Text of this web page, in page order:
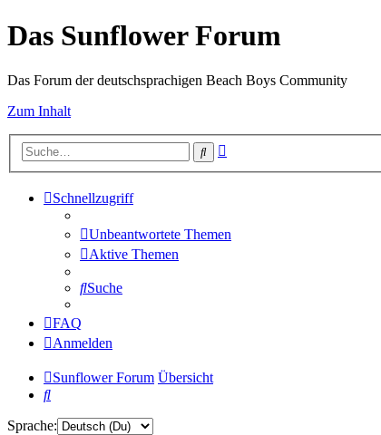
Das Sunflower Forum
Das Forum der deutschsprachigen Beach Boys Community
Zum Inhalt
Suche
Schnellzugriff
Unbeantwortete Themen
Aktive Themen
Suche
FAQ
Anmelden
Sunflower Forum Übersicht
Suche
Sprache: